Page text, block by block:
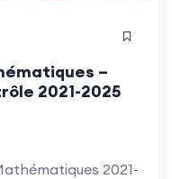
–
2021-2025
2021-